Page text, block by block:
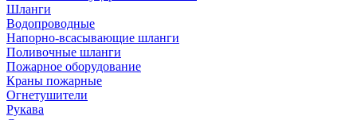
Шланги
Водопроводные
Напорно-всасывающие шланги
Поливочные шланги
Пожарное оборудование
Краны пожарные
Огнетушители
Рукава